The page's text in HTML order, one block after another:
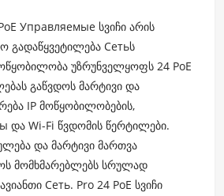
Управляемые სვიჩი არის
გადაწყვეტილება Сетьს
უზრუნველყოფს 24 PoE
გაწვდოს მარტივი და
IP მოწყობილობების,
და Wi-Fi წვდომის წერტილები.
და მარტივი მართვა
მომხმარებლებს სრულად
Сеть. Pro 24 PoE სვიჩი